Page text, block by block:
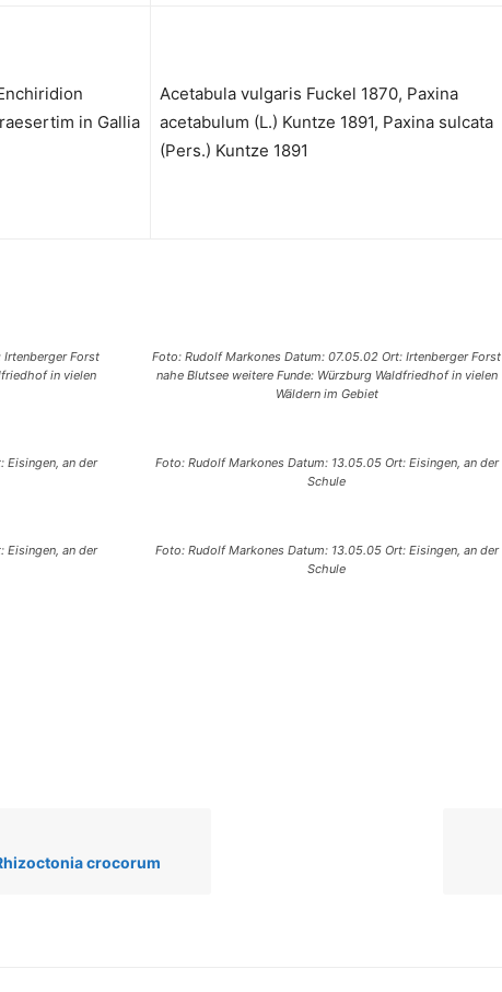
in Gallia
Acetabula vulgaris Fuckel 1870, Paxina
acetabulum (L.) Kuntze 1891, Paxina sulcata
(Pers.) Kuntze 1891
Irtenberger Forst
in vielen
Foto: Rudolf Markones Datum: 07.05.02 Ort: Irtenberger Forst
nahe Blutsee weitere Funde: Würzburg Waldfriedhof in vielen
Wäldern im Gebiet
Eisingen, an der
Foto: Rudolf Markones Datum: 13.05.05 Ort: Eisingen, an der
Schule
Eisingen, an der
Foto: Rudolf Markones Datum: 13.05.05 Ort: Eisingen, an der
Schule
crocorum